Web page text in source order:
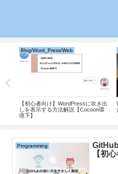
Blog/Word_Press/Web
【初心者向け】WordPressに吹き出
しを表示する方法解説【Cocoon環
境下】
Programming
【初